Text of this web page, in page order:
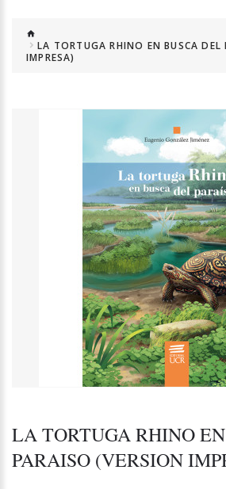
LA TORTUGA RHINO EN BUSCA DEL
IMPRESA)
LA TORTUGA RHINO
PARAISO (VERSION